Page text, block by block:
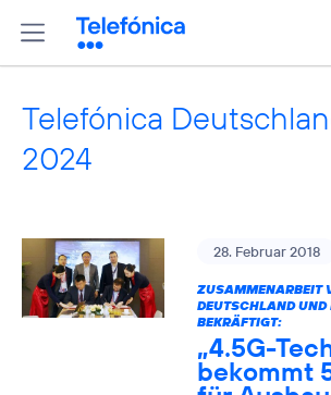
Telefónica
2024
28. Februar 2018
ZUSAMMENARBEIT
DEUTSCHLAND
BEKRÄFTIGT:
„4.5G-
bekommt